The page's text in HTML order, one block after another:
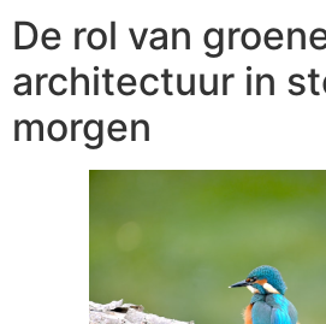
De rol van
architectuur in
morgen